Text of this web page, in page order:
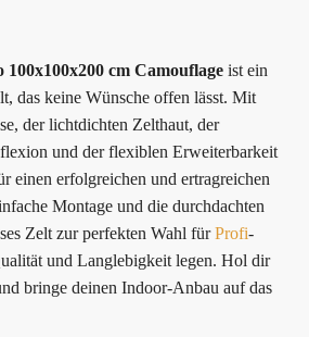
cm Camouflage ist ein
das keine Wünsche offen lässt. Mit
der lichtdichten Zelthaut, der
und der flexiblen Erweiterbarkeit
einen erfolgreichen und ertragreichen
Montage und die durchdachten
Zelt zur perfekten Wahl fürProfi-
und Langlebigkeit legen. Hol dir
bringe deinen Indoor-Anbau auf das